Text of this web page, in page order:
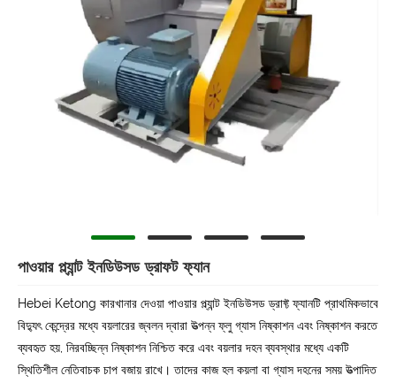
পাওয়ার প্ল্যান্ট ইনডিউসড ড্রাফট ফ্যান
Hebei Ketong কারখানার দেওয়া পাওয়ার প্ল্যান্ট ইনডিউসড ড্রাফ্ট ফ্যানটি প্রাথমিকভাবে
বিদ্যুৎ কেন্দ্রের মধ্যে বয়লারের জ্বলন দ্বারা উত্পন্ন ফ্লু গ্যাস নিষ্কাশন এবং নিষ্কাশন করতে
ব্যবহৃত হয়, নিরবচ্ছিন্ন নিষ্কাশন নিশ্চিত করে এবং বয়লার দহন ব্যবস্থার মধ্যে একটি
স্থিতিশীল নেতিবাচক চাপ বজায় রাখে। তাদের কাজ হল কয়লা বা গ্যাস দহনের সময় উত্পাদিত